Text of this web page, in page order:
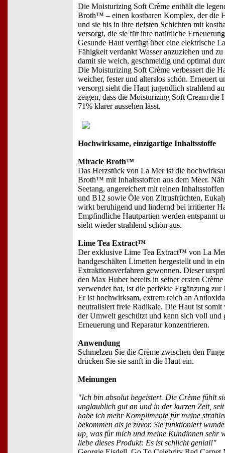
Die Moisturizing Soft Crème enthält die
Broth™ – einen kostbaren Komplex, der die
und sie bis in ihre tiefsten Schichten mit
versorgt, die sie für ihre natürliche
Gesunde Haut verfügt über eine elektrische
Fähigkeit verdankt Wasser anzuziehen und zu
damit sie weich, geschmeidig und optimal
Die Moisturizing Soft Crème verbessert die
weicher, fester und alterslos schön. Erneuert
versorgt sieht die Haut jugendlich strahlend
zeigen, dass die Moisturizing Soft Cream die
71% klarer aussehen lässt.
Hochwirksame, einzigartige Inhaltsstoffe
Miracle Broth™
Das Herzstück von La Mer ist die
Broth™ mit Inhaltsstoffen aus dem Meer.
Seetang, angereichert mit reinen
und B12 sowie Öle von Zitrusfrüchten,
wirkt beruhigend und lindernd bei irritierter
Empfindliche Hautpartien werden entspannt
sieht wieder strahlend schön aus.
Lime Tea Extract™
Der exklusive Lime Tea Extract™ von La
handgeschälten Limetten hergestellt und in
Extraktionsverfahren gewonnen. Dieser
den Max Huber bereits in seiner ersten
verwendet hat, ist die perfekte Ergänzung
Er ist hochwirksam, extrem reich an
neutralisiert freie Radikale. Die Haut ist
der Umwelt geschützt und kann sich voll und
Erneuerung und Reparatur konzentrieren.
Anwendung
Schmelzen Sie die Crème zwischen den
drücken Sie sie sanft in die Haut ein.
Meinungen
"Ich bin absolut begeistert. Die Crème fühlt
unglaublich gut an und in der kurzen Zeit, seit
habe ich mehr Komplimente für meine
bekommen als je zuvor. Sie funktioniert
up, was für mich und meine Kundinnen sehr
liebe dieses Produkt: Es ist schlicht genial!"